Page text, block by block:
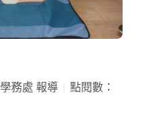
務處 報導
點閱數：